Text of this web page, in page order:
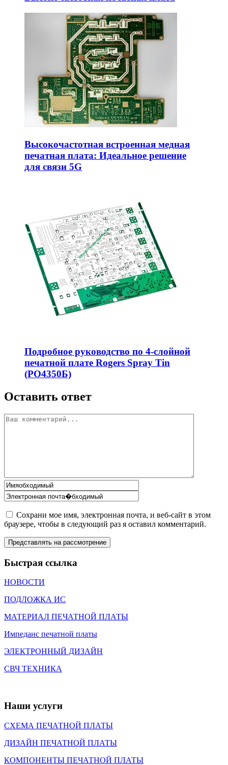
Высокочастотная встроенная медная
печатная плата: Идеальное решение
для связи 5G
Подробное руководство по 4-слойной
печатной плате Rogers Spray Tin
(РО4350Б)
Оставить ответ
Сохрани мое имя, электронная почта, и веб-сайт в этом
браузере, чтобы в следующий раз я оставил комментарий.
Быстрая ссылка
НОВОСТИ
ПОДЛОЖКА ИС
МАТЕРИАЛ ПЕЧАТНОЙ ПЛАТЫ
Импеданс печатной платы
ЭЛЕКТРОННЫЙ ДИЗАЙН
СВЧ ТЕХНИКА
Наши услуги
СХЕМА ПЕЧАТНОЙ ПЛАТЫ
ДИЗАЙН ПЕЧАТНОЙ ПЛАТЫ
КОМПОНЕНТЫ ПЕЧАТНОЙ ПЛАТЫ